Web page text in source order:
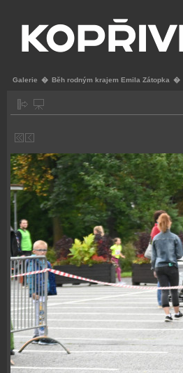
Galerie � Běh rodným krajem Emila Zátopka �